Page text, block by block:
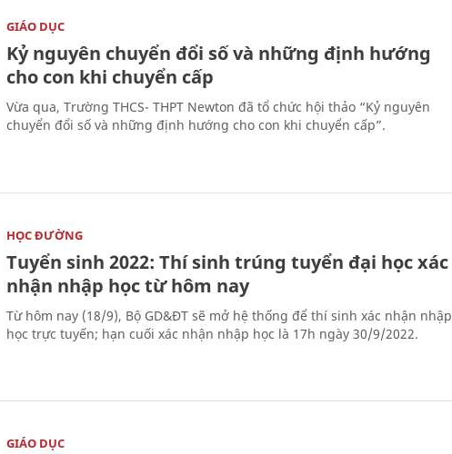
GIÁO DỤC
Kỷ nguyên chuyển đổi số và những định hướng
cho con khi chuyển cấp
Vừa qua, Trường THCS- THPT Newton đã tổ chức hội thảo “Kỷ nguyên
chuyển đổi số và những định hướng cho con khi chuyển cấp”.
HỌC ĐƯỜNG
Tuyển sinh 2022: Thí sinh trúng tuyển đại học xác
nhận nhập học từ hôm nay
Từ hôm nay (18/9), Bộ GD&ĐT sẽ mở hệ thống để thí sinh xác nhận nhập
học trực tuyến; hạn cuối xác nhận nhập học là 17h ngày 30/9/2022.
GIÁO DỤC